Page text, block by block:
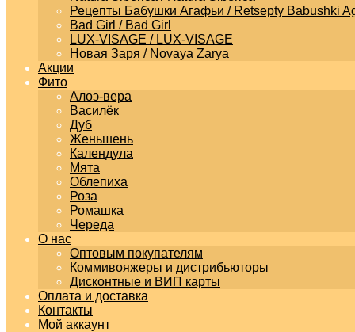
Рецепты Бабушки Агафьи / Retsepty Babushki
Bad Girl / Bad Girl
LUX-VISAGE / LUX-VISAGE
Новая Заря / Novaya Zarya
Акции
Фито
Алоэ-вера
Василёк
Дуб
Женьшень
Календула
Мята
Облепиха
Роза
Ромашка
Череда
О нас
Оптовым покупателям
Коммивояжеры и дистрибьюторы
Дисконтные и ВИП карты
Оплата и доставка
Контакты
Мой аккаунт